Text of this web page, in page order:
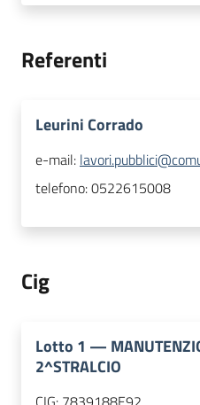
Referenti
Leurini Corrado
e-mail:
telefono:0522615008
Cig
Lotto 1 —
2^STRALCIO